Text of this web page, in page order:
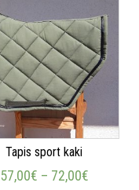
Tapis sport kaki
57,00€ – 72,00€